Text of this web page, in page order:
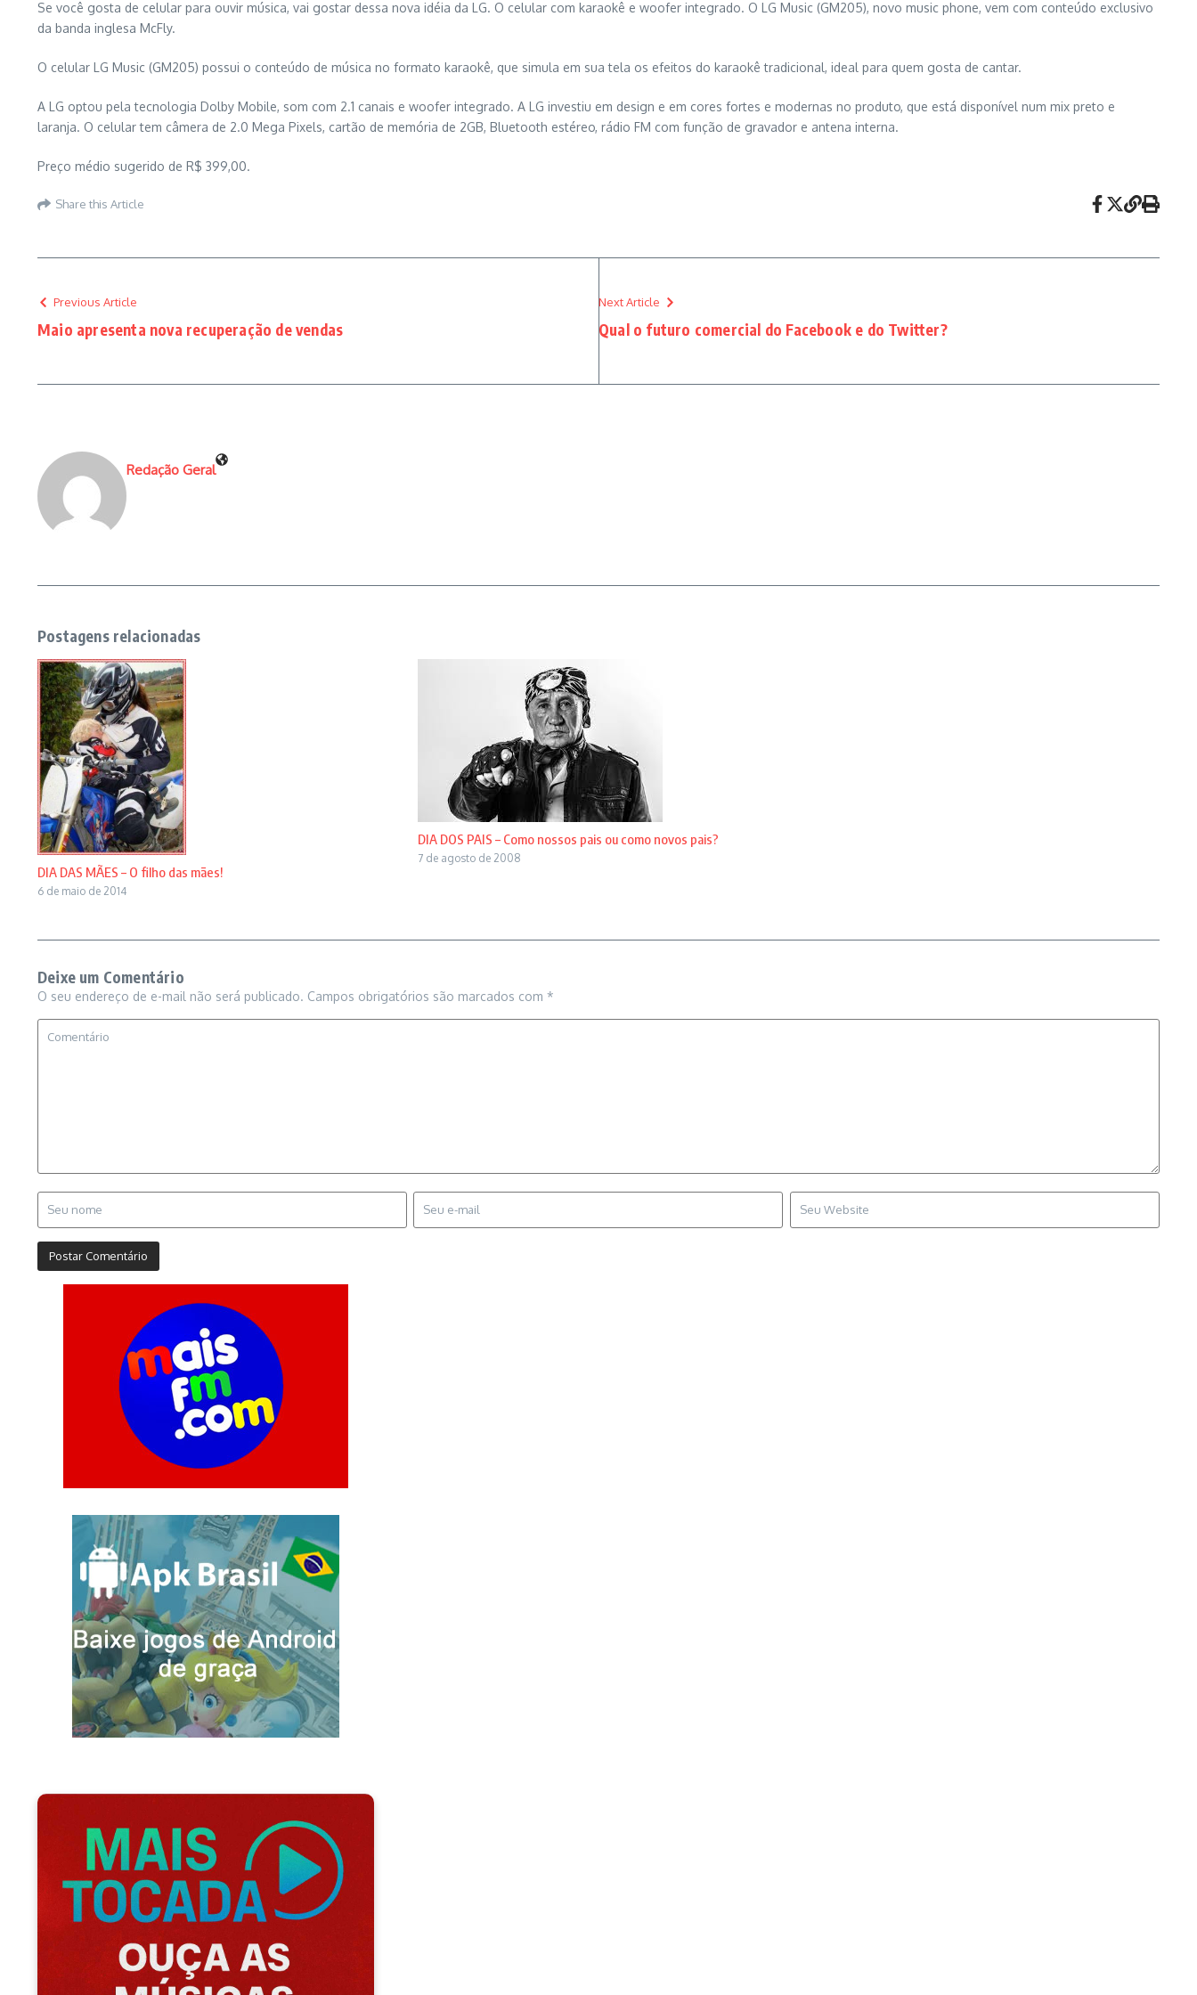
Se você gosta de celular para ouvir música, vai gostar dessa nova idéia da LG. O celular com karaokê e woofer integrado. O LG Music (GM205), novo music phone, vem com conteúdo exclusivo
da banda inglesa McFly.
O celular LG Music (GM205) possui o conteúdo de música no formato karaokê, que simula em sua tela os efeitos do karaokê tradicional, ideal para quem gosta de cantar.
A LG optou pela tecnologia Dolby Mobile, som com 2.1 canais e woofer integrado. A LG investiu em design e em cores fortes e modernas no produto, que está disponível num mix preto e
laranja. O celular tem câmera de 2.0 Mega Pixels, cartão de memória de 2GB, Bluetooth estéreo, rádio FM com função de gravador e antena interna.
Preço médio sugerido de R$ 399,00.
Share this Article
Previous Article
Maio apresenta nova recuperação de vendas
Next Article
Qual o futuro comercial do Facebook e do Twitter?
Redação Geral
Postagens relacionadas
DIA DAS MÃES – O filho das mães!
6 de maio de 2014
DIA DOS PAIS – Como nossos pais ou como novos pais?
7 de agosto de 2008
Deixe um Comentário
O seu endereço de e-mail não será publicado. Campos obrigatórios são marcados com *